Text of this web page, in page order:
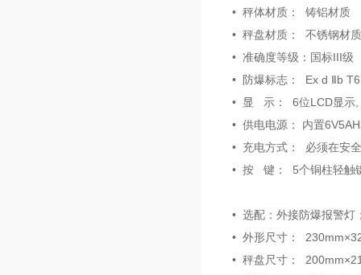
• 秤体材质： 铸铝材质
• 秤盘材质： 不锈钢材质
• 准确度等级：国标III级
• 防爆标志： Ex d Ⅱb
• 显 示： 6位LCD显示,
• 供电电源： 内置
• 充电方式： 必须在安
• 按 键： 5个铜柱轻触
• 选配：外接防爆报警灯
• 外形尺寸：
• 秤盘尺寸：